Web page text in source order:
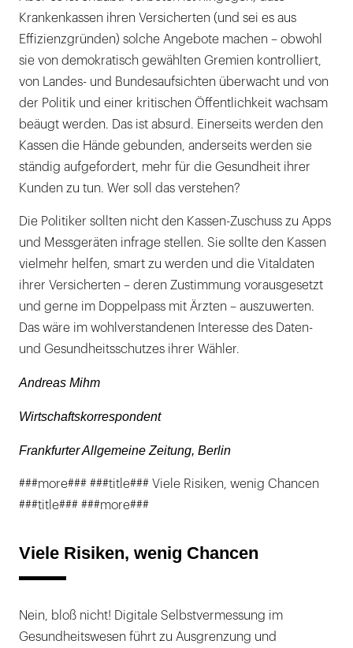
Krankenkassen ihren Versicherten (und sei es aus
Effizienzgründen) solche Angebote machen – obwohl
sie von demokratisch gewählten Gremien kontrolliert,
von Landes- und Bundesaufsichten überwacht und von
der Politik und einer kritischen Öffentlichkeit wachsam
beäugt werden. Das ist absurd. Einerseits werden den
Kassen die Hände gebunden, anderseits werden sie
ständig aufgefordert, mehr für die Gesundheit ihrer
Kunden zu tun. Wer soll das verstehen?
Die Politiker sollten nicht den Kassen-Zuschuss zu Apps
und Messgeräten infrage stellen. Sie sollte den Kassen
vielmehr helfen, smart zu werden und die Vitaldaten
ihrer Versicherten – deren Zustimmung vorausgesetzt
und gerne im Doppelpass mit Ärzten – auszuwerten.
Das wäre im wohlverstandenen Interesse des Daten-
und Gesundheitsschutzes ihrer Wähler.
Andreas Mihm
Wirtschaftskorrespondent
Frankfurter Allgemeine Zeitung, Berlin
###more### ###title### Viele Risiken, wenig Chancen
###title### ###more###
Viele Risiken, wenig Chancen
Nein, bloß nicht! Digitale Selbstvermessung im
Gesundheitswesen führt zu Ausgrenzung und